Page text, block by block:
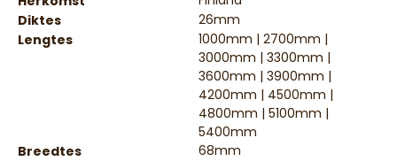
Diktes
26mm
Lengtes
1000mm | 2700mm |
3000mm | 3300mm |
3600mm | 3900mm |
4200mm | 4500mm |
4800mm | 5100mm |
5400mm
Breedtes
68mm